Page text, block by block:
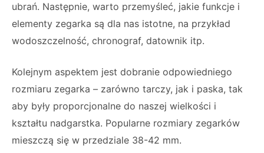
ubrań. Następnie, warto przemyśleć, jakie funkcje i
elementy zegarka są dla nas istotne, na przykład
wodoszczelność, chronograf, datownik itp.
Kolejnym aspektem jest dobranie odpowiedniego
rozmiaru zegarka – zarówno tarczy, jak i paska, tak
aby były proporcjonalne do naszej wielkości i
kształtu nadgarstka. Popularne rozmiary zegarków
mieszczą się w przedziale 38-42 mm.